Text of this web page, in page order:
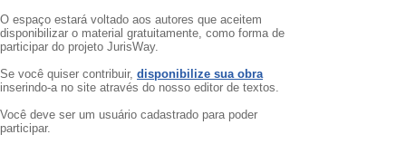
O espaço estará voltado aos autores que aceitem
disponibilizar o material gratuitamente, como forma de
participar do projeto JurisWay.
Se você quiser contribuir, disponibilize sua obra
inserindo-a no site através do nosso editor de textos.
Você deve ser um usuário cadastrado para poder
participar.